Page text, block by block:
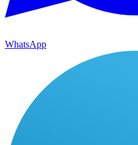
WhatsApp